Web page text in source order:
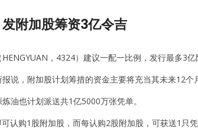
附加股筹资3亿令吉
，4324）建议一配一比例，发行最多3
说，附加股计划筹措的资金主要将充当其未来12
油也计划派送共1亿5000万张凭单。
认购1股附加股，而每认购2股附加股，可获送1只